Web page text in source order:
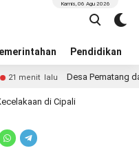
Pendidikan
Kamis, 06 Agu 2026
menit lalu Desa Pematang dan
di Cipali